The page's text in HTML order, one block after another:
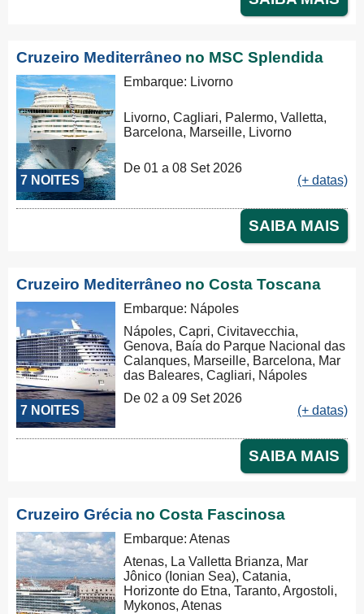
Cruzeiro Mediterrâneo no MSC Splendida
7 NOITES
Embarque: Livorno
Livorno, Cagliari, Palermo, Valletta,
Barcelona, Marseille, Livorno
De 01 a 08 Set 2026
(+ datas)
SAIBA MAIS
Cruzeiro Mediterrâneo no Costa Toscana
7 NOITES
Embarque: Nápoles
Nápoles, Capri, Civitavecchia,
Genova, Baía do Parque Nacional das
Calanques, Marseille, Barcelona, Mar
das Baleares, Cagliari, Nápoles
De 02 a 09 Set 2026
(+ datas)
SAIBA MAIS
Cruzeiro Grécia no Costa Fascinosa
Embarque: Atenas
Atenas, La Valletta Brianza, Mar
Jônico (Ionian Sea), Catania,
Horizonte do Etna, Taranto, Argostoli,
Mykonos, Atenas